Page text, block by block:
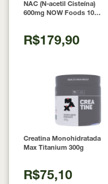
NAC (N-acetil Cisteína)
600mg NOW Foods 100
R$179,90
Creatina Monohidratada
Max Titanium 300g
R$75,10